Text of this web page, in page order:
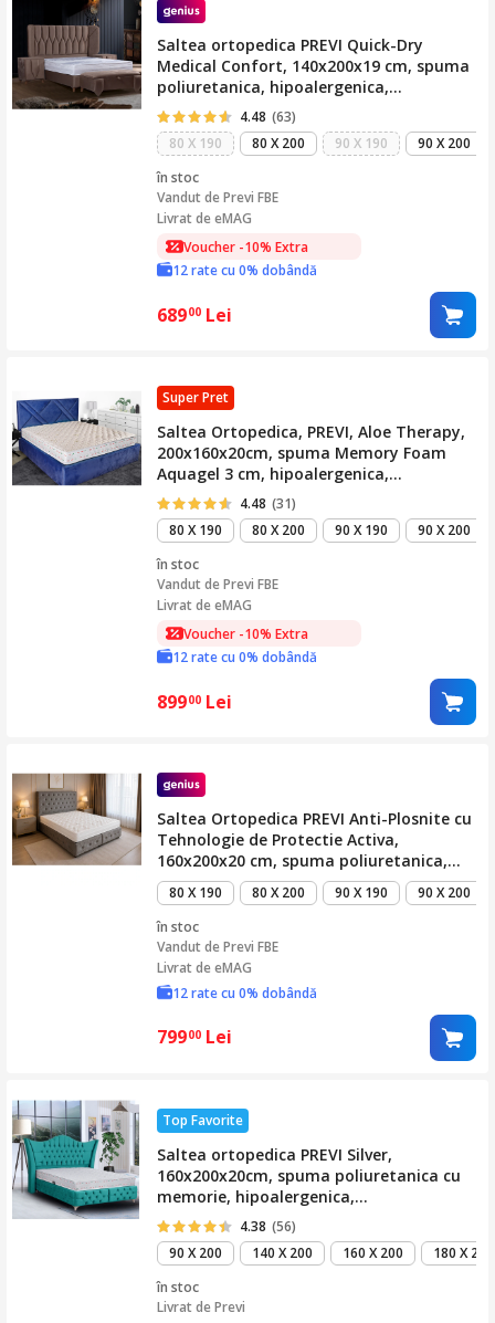
Saltea ortopedica PREVI Quick-Dry
Medical Confort, 140x200x19 cm, spuma
poliuretanica, hipoalergenica,
termoregulatoare, antitranspiranta,
material uscare rapida, reversibila, cu
sistem de aerisire, fermitate tare
4.48 (63)
80 X 190
80 X 200 90 X 190
90 X 200
în stoc
Vandut dePrevi FBE
Livrat de eMAG
Voucher -10% Extra
12 rate cu 0% dobândă
68900 Lei
Super Pret
Saltea Ortopedica, PREVI, Aloe Therapy,
200x160x20cm, spuma Memory Foam
Aquagel 3 cm, hipoalergenica,
termoregulatoare, antitranspiranta,
reversibila cu sistem de aerisire, tratat
cu Aloe Vera, medie
4.48 (31)
80 X 190
80 X 200 90 X 190
90 X 200
în stoc
Vandut dePrevi FBE
Livrat de eMAG
Voucher -10% Extra
12 rate cu 0% dobândă
89900 Lei
Saltea Ortopedica PREVI Anti-Plosnite cu
Tehnologie de Protectie Activa,
160x200x20 cm, spuma poliuretanica,
hipoalergenica, termoregulatoare,
antitranspiranta, reversibila, cu sistem
de aerisire, fermitate tare
80 X 190 80 X 200 90 X 190
90 X 200
în stoc
Vandut dePrevi FBE
Livrat de eMAG
12 rate cu 0% dobândă
79900 Lei
Top Favorite
Saltea ortopedica PREVI Silver,
160x200x20cm, spuma poliuretanica cu
memorie, hipoalergenica,
antibacteriana, reversibila, fir cu ioni de
argint, sistem de aerisire, fermitate
medie/ferma
4.38 (56)
90 X 200
140 X 200 160 X 200
180 X 200
în stoc
Livrat dePrevi